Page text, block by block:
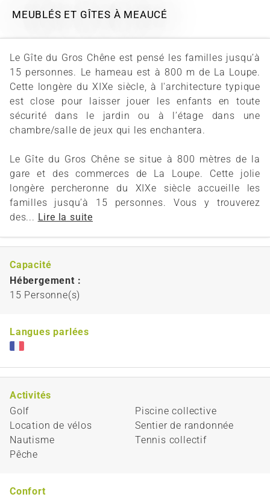
MEUBLÉS ET GÎTES À MEAUCÉ
Le Gîte du Gros Chêne est pensé les familles jusqu’à
15 personnes. Le hameau est à 800 m de La Loupe.
Cette longère du XIXe siècle, à l'architecture typique
est close pour laisser jouer les enfants en toute
sécurité dans le jardin ou à l’étage dans une
chambre/salle de jeux qui les enchantera.
Le Gîte du Gros Chêne se situe à 800 mètres de la
gare et des commerces de La Loupe. Cette jolie
longère percheronne du XIXe siècle accueille les
familles jusqu’à 15 personnes. Vous y trouverez
des... Lire la suite
Capacité
Hébergement :
15 Personne(s)
Langues parlées
Activités
Golf
Location de vélos
Nautisme
Pêche
Piscine collective
Sentier de randonnée
Tennis collectif
Confort